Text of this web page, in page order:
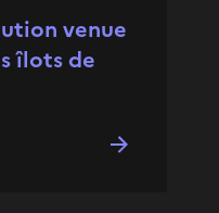
venue
îlots de